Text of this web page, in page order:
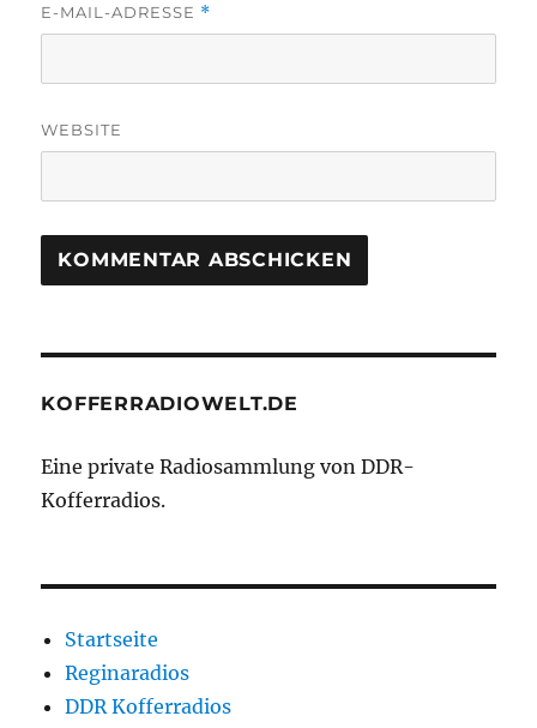
E-MAIL-ADRESSE *
WEBSITE
KOFFERRADIOWELT.DE
Eine private Radiosammlung von DDR-
Kofferradios.
Startseite
Reginaradios
DDR Kofferradios